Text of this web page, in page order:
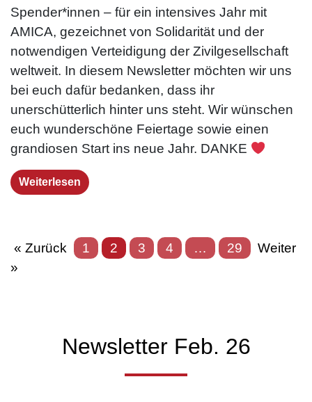
Spender*innen – für ein intensives Jahr mit
AMICA, gezeichnet von Solidarität und der
notwendigen Verteidigung der Zivilgesellschaft
weltweit. In diesem Newsletter möchten wir uns
bei euch dafür bedanken, dass ihr
unerschütterlich hinter uns steht. Wir wünschen
euch wunderschöne Feiertage sowie einen
grandiosen Start ins neue Jahr. DANKE
Weiterlesen
« Zurück 1 2 3 4 … 29
Weiter
»
Newsletter Feb. 26